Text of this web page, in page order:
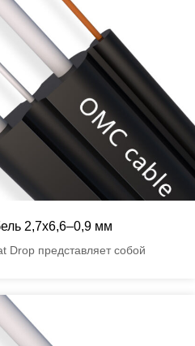
2,7x6,6–0,9 мм
Drop представляет собой